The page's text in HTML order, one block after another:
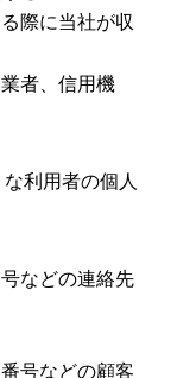
際に当社が収
者、信用機
利用者の個人
などの連絡先
号などの顧客